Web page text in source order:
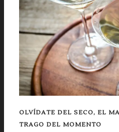
OLVÍDATE DEL SECO, EL
TRAGO DEL MOMENTO